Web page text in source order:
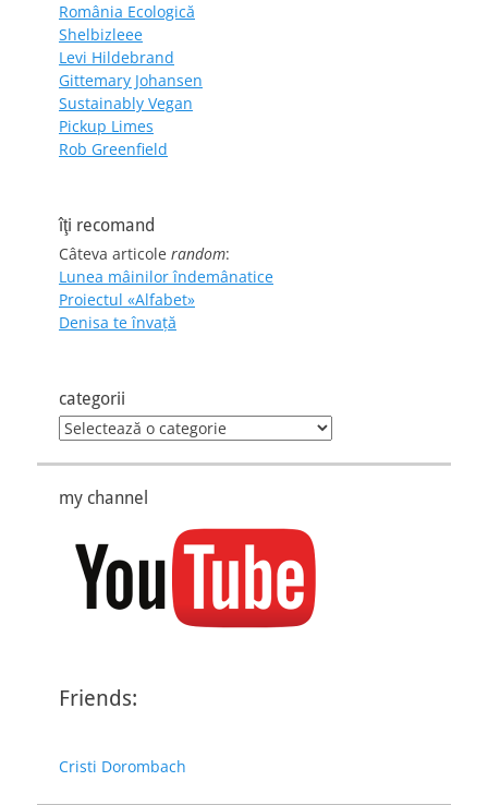
România Ecologică
Shelbizleee
Levi Hildebrand
Gittemary Johansen
Sustainably Vegan
Pickup Limes
Rob Greenfield
îţi recomand
Câteva articole random:
Lunea mâinilor îndemânatice
Proiectul «Alfabet»
Denisa te învaţă
categorii
categorii
my channel
Friends:
Cristi Dorombach